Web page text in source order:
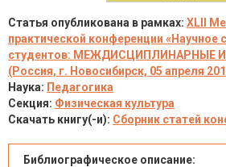
Статья опубликована в рамках: XLII
практической конференции «Научное
студентов: МЕЖДИСЦИПЛИНАРНЫЕ
(Россия, г. Новосибирск, 05 апреля
Наука: Педагогика
Секция: Физическая культура
Скачать книгу(-и): Сборник статей
Библиографическое описание: